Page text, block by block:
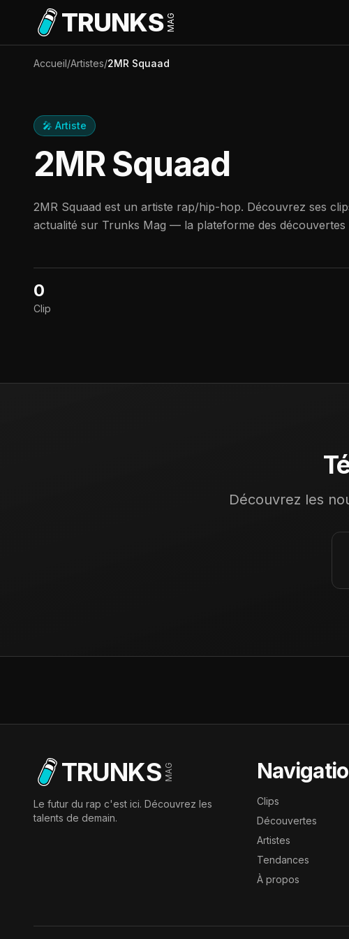
Aller au contenu principal
TRUNKSMAG
Accueil/Artistes/2MR Squaad
🎤 Artiste
2MR Squaad
2MR Squaad est un artiste rap/hip-hop. Découvrez ses
actualité sur Trunks Mag — la plateforme des
0
Clip
Découvrez les
TRUNKS MAG
Le futur du rap c'est ici. Découvrez les
talents de demain.
Clips
Découvertes
Artistes
Tendances
À propos